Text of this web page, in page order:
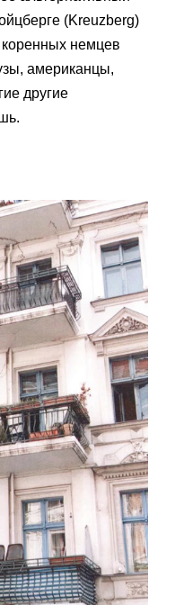
(Kreuzberg)
немцев
американцы,
другие